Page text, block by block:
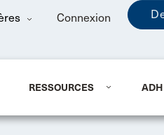
Connexion
RESSOURCES